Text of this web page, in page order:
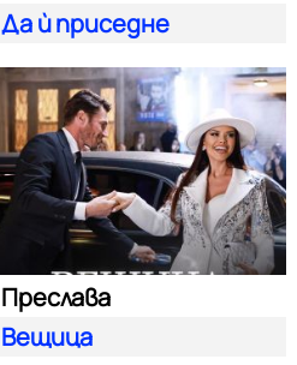
Да ѝ приседне
Преслава
Вещица